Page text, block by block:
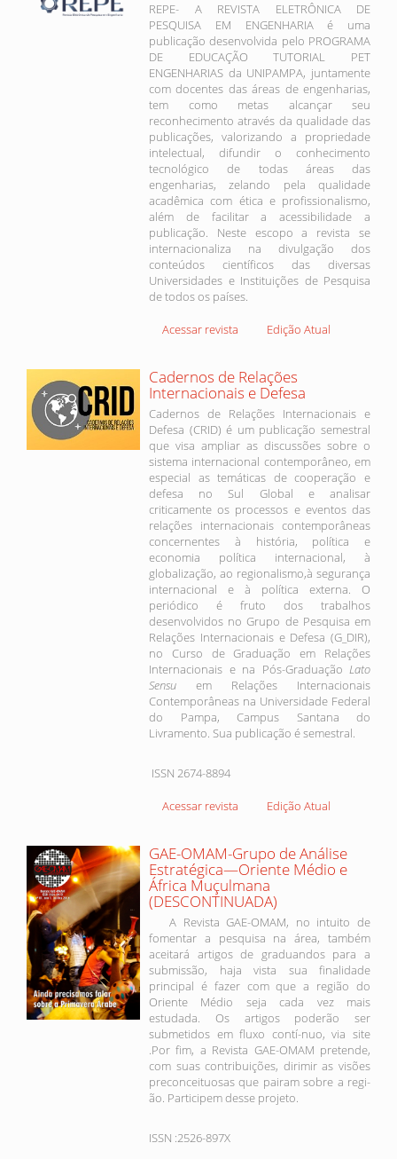
REPE- A REVISTA ELETRÔNICA DE
PESQUISA EM ENGENHARIA é uma
publicação desenvolvida pelo PROGRAMA
DE EDUCAÇÃO TUTORIAL PET
ENGENHARIAS da UNIPAMPA, juntamente
com docentes das áreas de engenharias,
tem como metas alcançar seu
reconhecimento através da qualidade das
publicações, valorizando a propriedade
intelectual, difundir o conhecimento
tecnológico de todas áreas das
engenharias, zelando pela qualidade
acadêmica com ética e profissionalismo,
além de facilitar a acessibilidade a
publicação. Neste escopo a revista se
internacionaliza na divulgação dos
conteúdos científicos das diversas
Universidades e Instituições de Pesquisa
de todos os países.
Acessar revista Edição Atual
Cadernos de Relações
Internacionais e Defesa
Cadernos de Relações Internacionais e
Defesa (CRID) é um publicação semestral
que visa ampliar as discussões sobre o
sistema internacional contemporâneo, em
especial as temáticas de cooperação e
defesa no Sul Global e analisar
criticamente os processos e eventos das
relações internacionais contemporâneas
concernentes à história, política e
economia política internacional, à
globalização, ao regionalismo,à segurança
internacional e à política externa. O
periódico é fruto dos trabalhos
desenvolvidos no Grupo de Pesquisa em
Relações Internacionais e Defesa (G_DIR),
no Curso de Graduação em Relações
Internacionais e na Pós-Graduação Lato
Sensu em Relações Internacionais
Contemporâneas na Universidade Federal
do Pampa, Campus Santana do
Livramento. Sua publicação é semestral.
ISSN 2674-8894
Acessar revista Edição Atual
GAE-OMAM-Grupo de Análise
Estratégica—Oriente Médio e
África Muçulmana
(DESCONTINUADA)
A Revista GAE-OMAM, no intuito de
fomentar a pesquisa na área, também
aceitará artigos de graduandos para a
submissão, haja vista sua finalidade
principal é fazer com que a região do
Oriente Médio seja cada vez mais
estudada. Os artigos poderão ser
submetidos em fluxo contí-nuo, via site
.Por fim, a Revista GAE-OMAM pretende,
com suas contribuições, dirimir as visões
preconceituosas que pairam sobre a regi-
ão. Participem desse projeto.
ISSN :2526-897X